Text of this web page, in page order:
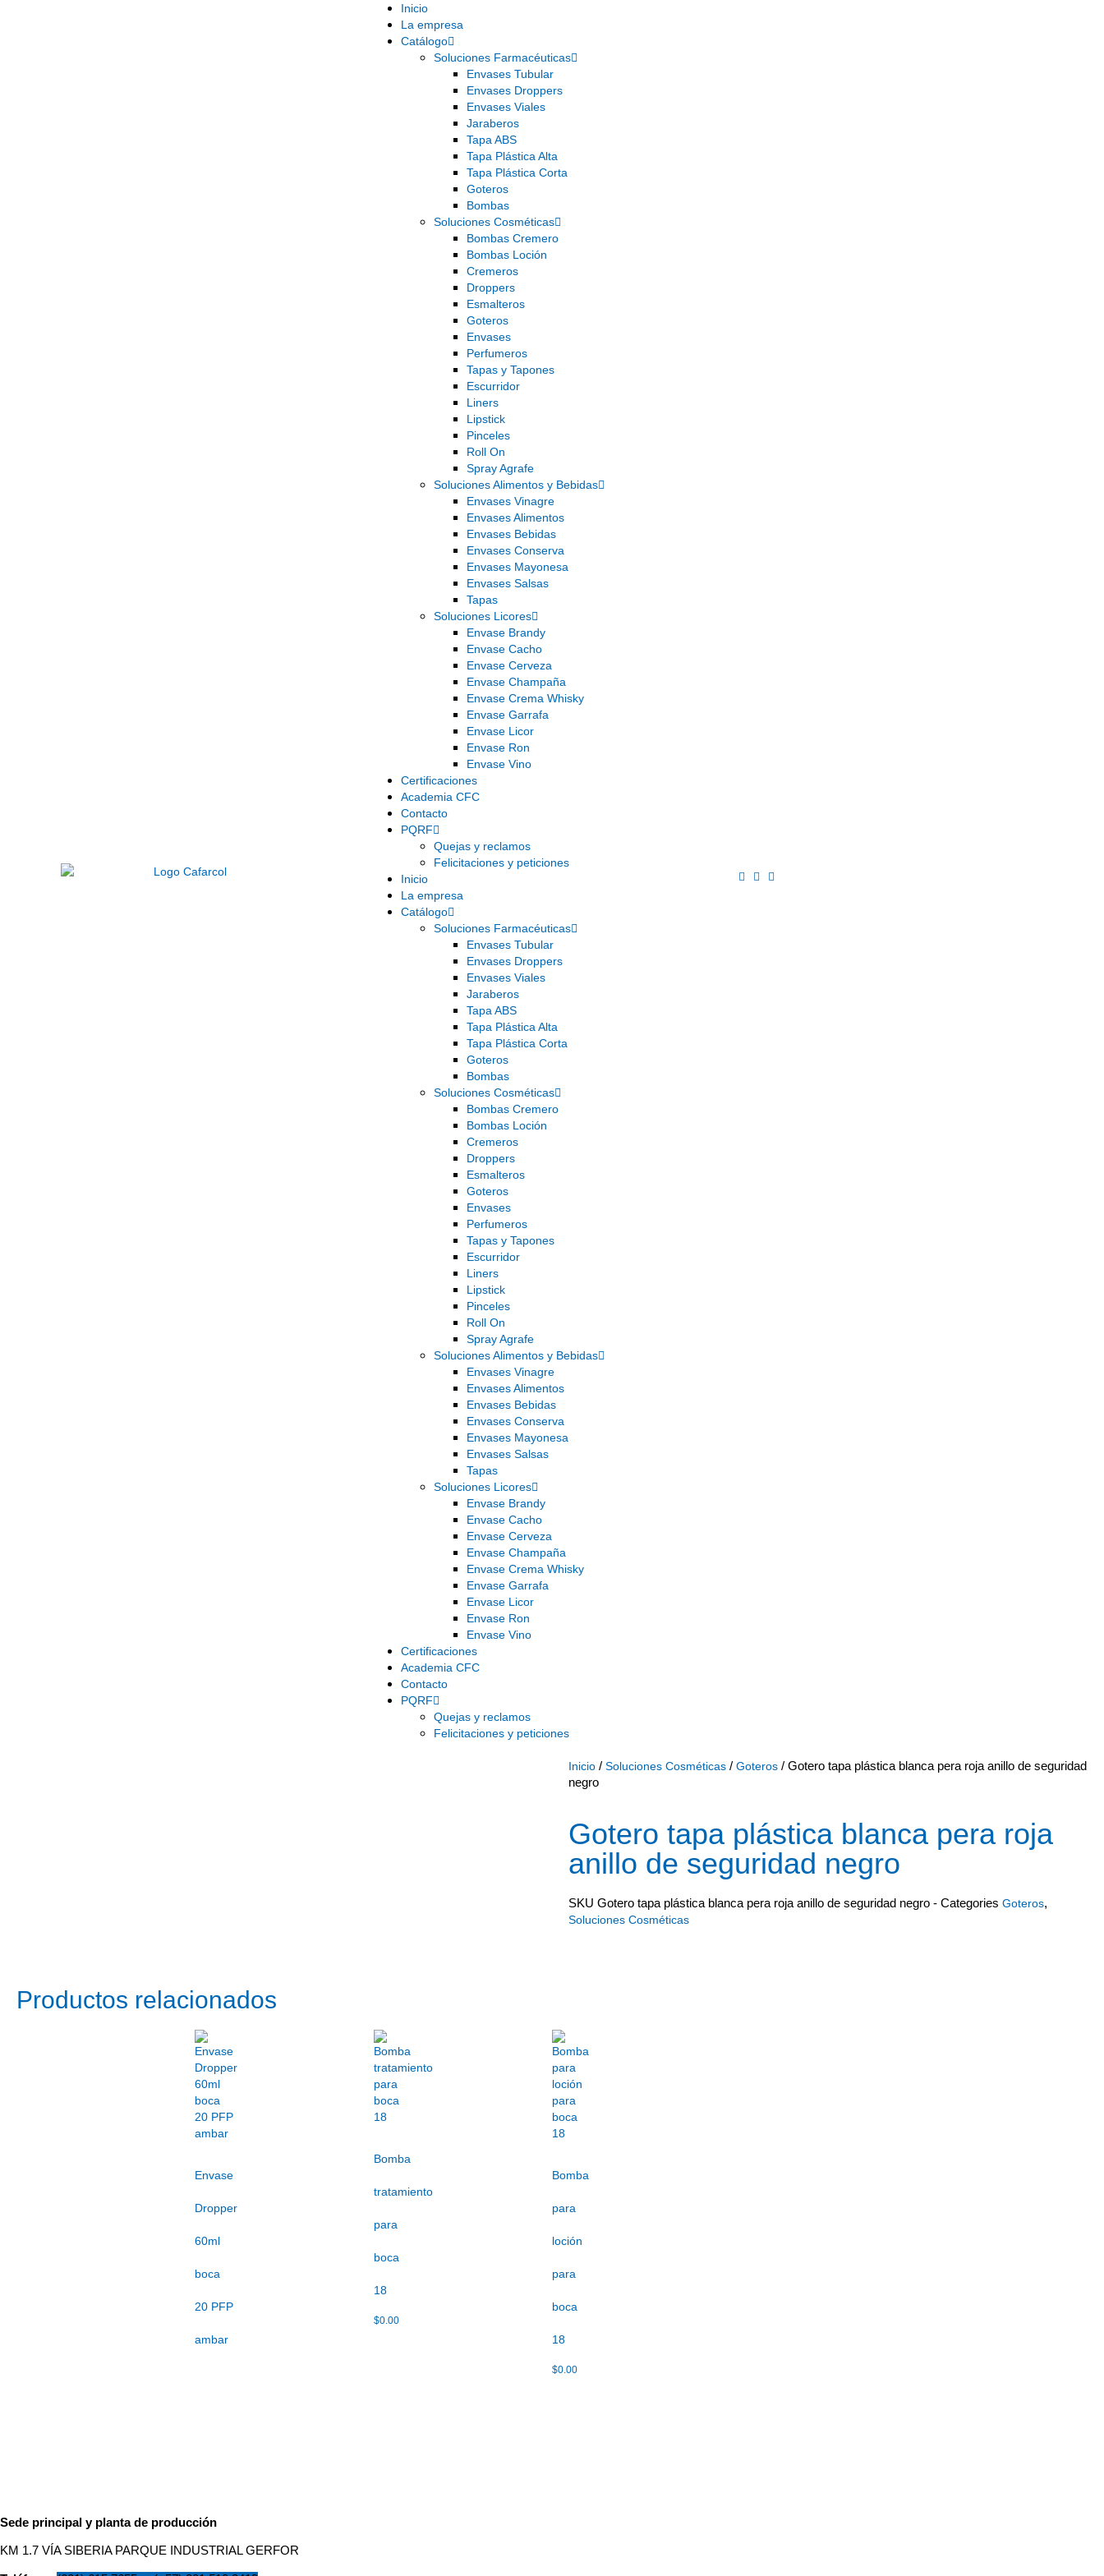
Inicio
La empresa
Catálogo
Soluciones Farmacéuticas
Envases Tubular
Envases Droppers
Envases Viales
Jaraberos
Tapa ABS
Tapa Plástica Alta
Tapa Plástica Corta
Goteros
Bombas
Soluciones Cosméticas
Bombas Cremero
Bombas Loción
Cremeros
Droppers
Esmalteros
Goteros
Envases
Perfumeros
Tapas y Tapones
Escurridor
Liners
Lipstick
Pinceles
Roll On
Spray Agrafe
Soluciones Alimentos y Bebidas
Envases Vinagre
Envases Alimentos
Envases Bebidas
Envases Conserva
Envases Mayonesa
Envases Salsas
Tapas
Soluciones Licores
Envase Brandy
Envase Cacho
Envase Cerveza
Envase Champaña
Envase Crema Whisky
Envase Garrafa
Envase Licor
Envase Ron
Envase Vino
Certificaciones
Academia CFC
Contacto
PQRF
Quejas y reclamos
Felicitaciones y peticiones
Inicio
La empresa
Catálogo
Soluciones Farmacéuticas
Envases Tubular
Envases Droppers
Envases Viales
Jaraberos
Tapa ABS
Tapa Plástica Alta
Tapa Plástica Corta
Goteros
Bombas
Soluciones Cosméticas
Bombas Cremero
Bombas Loción
Cremeros
Droppers
Esmalteros
Goteros
Envases
Perfumeros
Tapas y Tapones
Escurridor
Liners
Lipstick
Pinceles
Roll On
Spray Agrafe
Soluciones Alimentos y Bebidas
Envases Vinagre
Envases Alimentos
Envases Bebidas
Envases Conserva
Envases Mayonesa
Envases Salsas
Tapas
Soluciones Licores
Envase Brandy
Envase Cacho
Envase Cerveza
Envase Champaña
Envase Crema Whisky
Envase Garrafa
Envase Licor
Envase Ron
Envase Vino
Certificaciones
Academia CFC
Contacto
PQRF
Quejas y reclamos
Felicitaciones y peticiones
Inicio / Soluciones Cosméticas / Goteros / Gotero tapa plástica blanca pera roja anillo de seguridad
negro
Gotero tapa plástica blanca pera roja
anillo de seguridad negro
SKU Gotero tapa plástica blanca pera roja anillo de seguridad negro - Categories Goteros,
Soluciones Cosméticas
Productos relacionados
Envase
Dropper
60ml
boca
20 PFP
ambar
Bomba
tratamiento
para
boca
18
$0.00
Bomba
para
loción
para
boca
18
$0.00
Sede principal y planta de producción
KM 1.7 VÍA SIBERIA PARQUE INDUSTRIAL GERFOR